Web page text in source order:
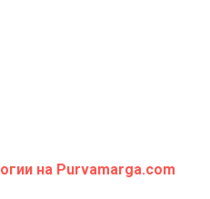
на Purvamarga.com